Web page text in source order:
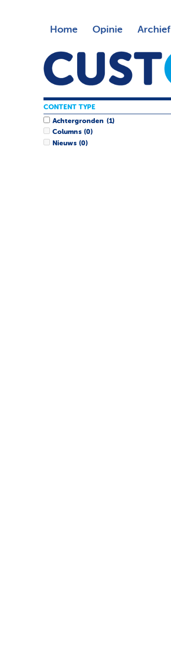
Home Opinie Archief
CONTENT TYPE
Achtergronden (1)
Columns (0)
Nieuws (0)